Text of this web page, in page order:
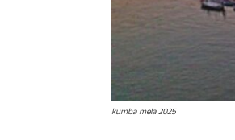
kumba mela 2025